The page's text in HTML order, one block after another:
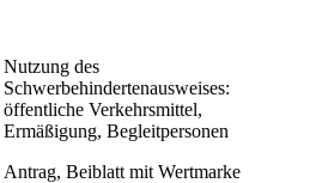
Nutzung des
Schwerbehindertenausweises:
öffentliche Verkehrsmittel,
Ermäßigung, Begleitpersonen
Antrag, Beiblatt mit Wertmarke